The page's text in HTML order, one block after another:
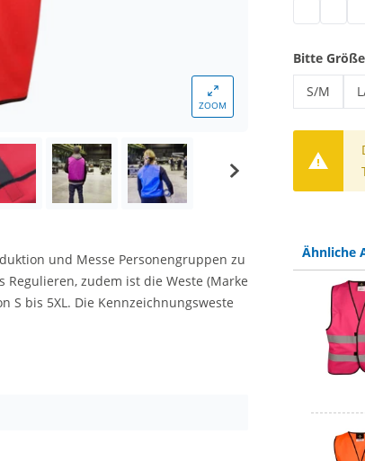
ZOOM
Bitte
S/M
und Messe Personengruppen zu
zudem ist die Weste (Marke
S bis 5XL. Die Kennzeichnungsweste
Ähnliche